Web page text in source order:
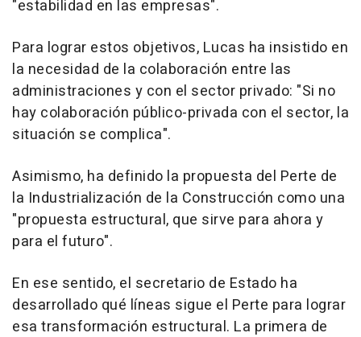
"estabilidad en las empresas".
Para lograr estos objetivos, Lucas ha insistido en
la necesidad de la colaboración entre las
administraciones y con el sector privado: "Si no
hay colaboración público-privada con el sector, la
situación se complica".
Asimismo, ha definido la propuesta del Perte de
la Industrialización de la Construcción como una
"propuesta estructural, que sirve para ahora y
para el futuro".
En ese sentido, el secretario de Estado ha
desarrollado qué líneas sigue el Perte para lograr
esa transformación estructural. La primera de